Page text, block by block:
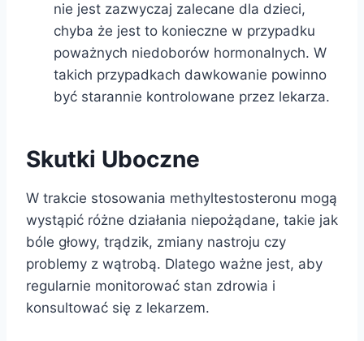
nie jest zazwyczaj zalecane dla dzieci,
chyba że jest to konieczne w przypadku
poważnych niedoborów hormonalnych. W
takich przypadkach dawkowanie powinno
być starannie kontrolowane przez lekarza.
Skutki Uboczne
W trakcie stosowania methyltestosteronu mogą
wystąpić różne działania niepożądane, takie jak
bóle głowy, trądzik, zmiany nastroju czy
problemy z wątrobą. Dlatego ważne jest, aby
regularnie monitorować stan zdrowia i
konsultować się z lekarzem.